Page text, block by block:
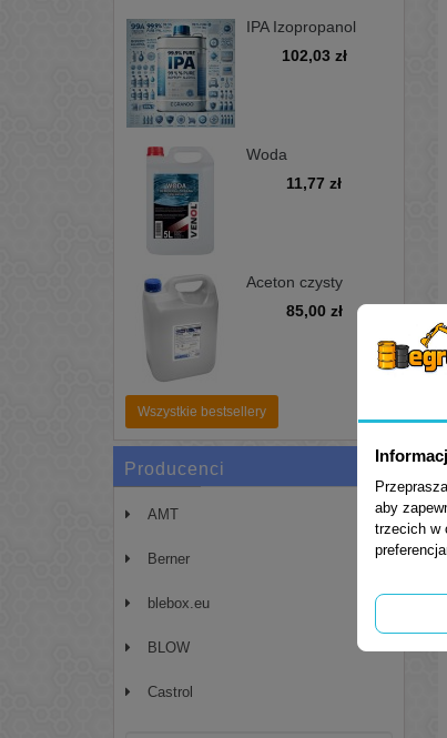
IPA Izopropanol
izopropylowy 99,9%
102,03 zł
Woda
11,77 zł
Aceton czysty
5L - zmywacz,
85,00 zł
Wszystkie bestsellery
Producenci
AMT
Berner
blebox.eu
BLOW
Castrol
aby
trzecich w